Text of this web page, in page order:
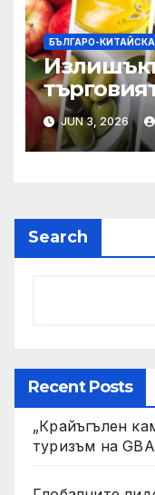
БЪЛГАРО-
JUN 3, 2026
Search
Recent Posts
„Крайъгълен
туризъм на GBA